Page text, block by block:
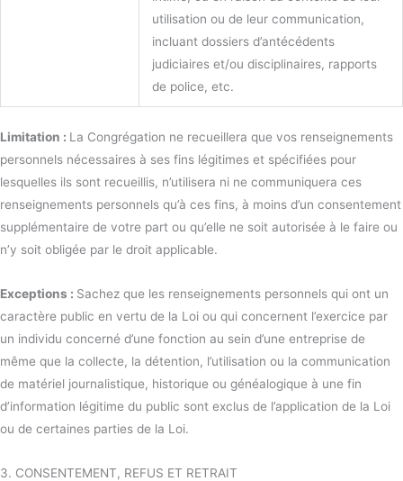
utilisation ou de leur communication,
incluant dossiers d’antécédents
judiciaires et/ou disciplinaires, rapports
de police, etc.
Limitation : La Congrégation ne recueillera que vos renseignements
personnels nécessaires à ses fins légitimes et spécifiées pour
lesquelles ils sont recueillis, n’utilisera ni ne communiquera ces
renseignements personnels qu’à ces fins, à moins d’un consentement
supplémentaire de votre part ou qu’elle ne soit autorisée à le faire ou
n’y soit obligée par le droit applicable.
Exceptions : Sachez que les renseignements personnels qui ont un
caractère public en vertu de la Loi ou qui concernent l’exercice par
un individu concerné d’une fonction au sein d’une entreprise de
même que la collecte, la détention, l’utilisation ou la communication
de matériel journalistique, historique ou généalogique à une fin
d’information légitime du public sont exclus de l’application de la Loi
ou de certaines parties de la Loi.
3. CONSENTEMENT, REFUS ET RETRAIT